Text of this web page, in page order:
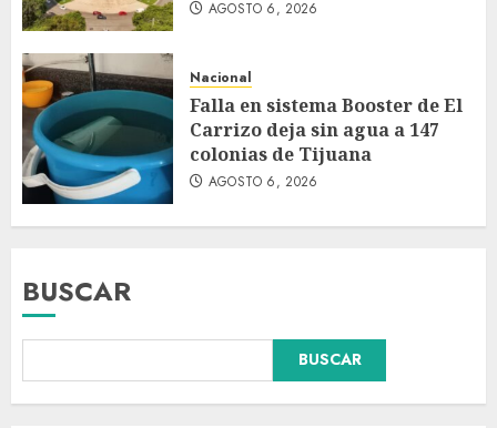
AGOSTO 6, 2026
Nacional
Falla en sistema Booster de El
Carrizo deja sin agua a 147
colonias de Tijuana
AGOSTO 6, 2026
BUSCAR
BUSCAR
Falla en sistema Booster de El
Carrizo deja sin agua a 147